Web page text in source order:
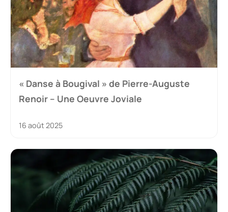
« Danse à Bougival » de Pierre-Auguste
Renoir – Une Oeuvre Joviale
16 août 2025